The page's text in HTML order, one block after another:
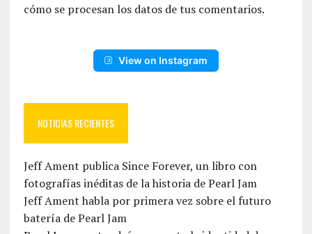
cómo se procesan los datos de tus comentarios.
View on Instagram
NOTICIAS RECIENTES
Jeff Ament publica Since Forever, un libro con
fotografías inéditas de la historia de Pearl Jam
Jeff Ament habla por primera vez sobre el futuro
batería de Pearl Jam